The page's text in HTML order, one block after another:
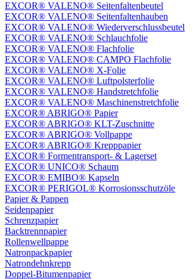
EXCOR® VALENO® Seitenfaltenbeutel
EXCOR® VALENO® Seitenfaltenhauben
EXCOR® VALENO® Wiederverschlussbeutel
EXCOR® VALENO® Schlauchfolie
EXCOR® VALENO® Flachfolie
EXCOR® VALENO® CAMPO Flachfolie
EXCOR® VALENO® X-Folie
EXCOR® VALENO® Luftpolsterfolie
EXCOR® VALENO® Handstretchfolie
EXCOR® VALENO® Maschinenstretchfolie
EXCOR® ABRIGO® Papier
EXCOR® ABRIGO® KLT-Zuschnitte
EXCOR® ABRIGO® Vollpappe
EXCOR® ABRIGO® Krepppapier
EXCOR® Formentransport- & Lagerset
EXCOR® UNICO® Schaum
EXCOR® EMIBO® Kapseln
EXCOR® PERIGOL® Korrosionsschutzöle
Papier & Pappen
Seidenpapier
Schrenzpapier
Backtrennpapier
Rollenwellpappe
Natronpackpapier
Natrondehnkrepp
Doppel-Bitumenpapier